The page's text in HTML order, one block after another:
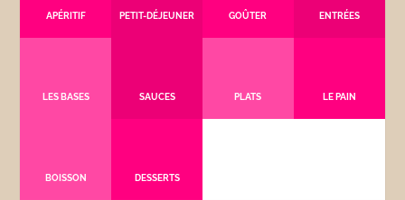
APÉRITIF PETIT-DÉJEUNER GOÛTER ENTRÉES
LES BASES SAUCES PLATS LE PAIN
BOISSON DESSERTS